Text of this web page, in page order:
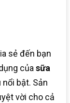
sẻ đến bạn
của sữa
bật. Sản
vời cho cả